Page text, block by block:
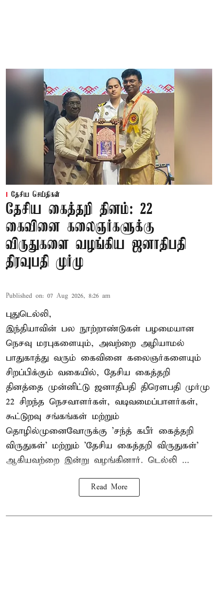
தேசிய செய்திகள்
தேசிய கைத்தறி தினம்: 22
கைவினை கலைஞர்களுக்கு
விருதுகளை வழங்கிய ஜனாதிபதி
திரவுபதி முர்மு
Published on: 07 Aug 2026, 8:26 am
புதுடெல்லி,
இந்தியாவின் பல நூற்றாண்டுகள் பழமையான
நெசவு மரபுகளையும், அவற்றை அழியாமல்
பாதுகாத்து வரும் கைவினை கலைஞர்களையும்
சிறப்பிக்கும் வகையில், தேசிய கைத்தறி
தினத்தை முன்னிட்டு ஜனாதிபதி திரௌபதி முர்மு
22 சிறந்த நெசவாளர்கள், வடிவமைப்பாளர்கள்,
கூட்டுறவு சங்கங்கள் மற்றும்
தொழில்முனைவோருக்கு 'சந்த் கபீர் கைத்தறி
விருதுகள்' மற்றும் 'தேசிய கைத்தறி விருதுகள்'
ஆகியவற்றை இன்று வழங்கினார். டெல்லி ...
Read More